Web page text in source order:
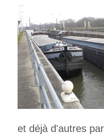
et déjà d'autres